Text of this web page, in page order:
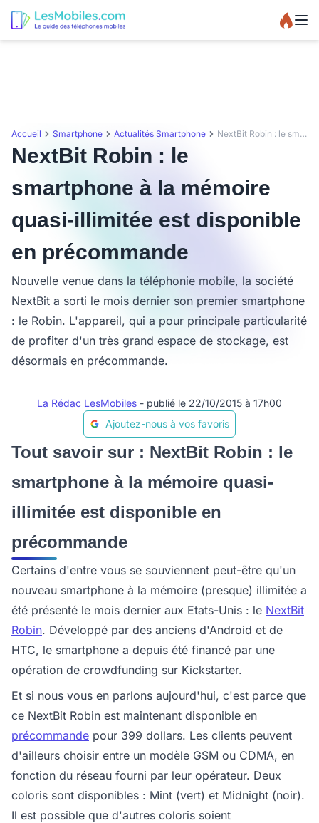
Accueil Smartphone Actualités Smartphone NextBit Robin : le smartphone à la mémoire quasi-illimitée est disponible en précommande
NextBit Robin : le
smartphone à la mémoire
quasi-illimitée est disponible
en précommande
Nouvelle venue dans la téléphonie mobile, la société
NextBit a sorti le mois dernier son premier smartphone
: le Robin. L'appareil, qui a pour principale particularité
de profiter d'un très grand espace de stockage, est
désormais en précommande.
La Rédac LesMobiles - publié le 22/10/2015 à 17h00
Ajoutez-nous à vos favoris
Tout savoir sur : NextBit Robin : le
smartphone à la mémoire quasi-
illimitée est disponible en
précommande
Certains d'entre vous se souviennent peut-être qu'un
nouveau smartphone à la mémoire (presque) illimitée a
été présenté le mois dernier aux Etats-Unis : le NextBit
Robin. Développé par des anciens d'Android et de
HTC, le smartphone a depuis été financé par une
opération de crowdfunding sur Kickstarter.
Et si nous vous en parlons aujourd'hui, c'est parce que
ce NextBit Robin est maintenant disponible en
précommande pour 399 dollars. Les clients peuvent
d'ailleurs choisir entre un modèle GSM ou CDMA, en
fonction du réseau fourni par leur opérateur. Deux
coloris sont disponibles : Mint (vert) et Midnight (noir).
Il est possible que d'autres coloris soient